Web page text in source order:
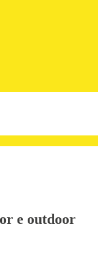
e outdoor